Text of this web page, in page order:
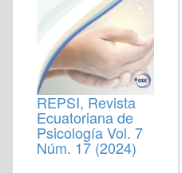
REPSI, Revista
Ecuatoriana de
Psicología Vol. 7
Núm. 17 (2024)